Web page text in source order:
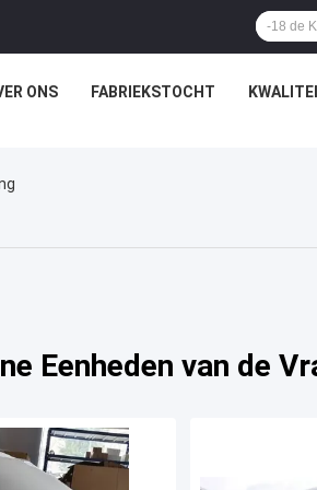
ONS FABRIEKSTOCHT
Eenheden van de